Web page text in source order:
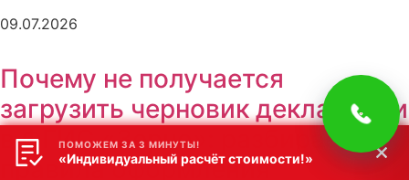
09.07.2026
Почему не получается
загрузить черновик декларации
в ФГИС «Зерно»: разбираем
правила оформления
ПОМОЖЕМ ЗА 3 МИНУТЫ!
«Индивидуальный расчёт стоимости!»